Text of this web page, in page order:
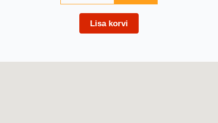
Lisa korvi